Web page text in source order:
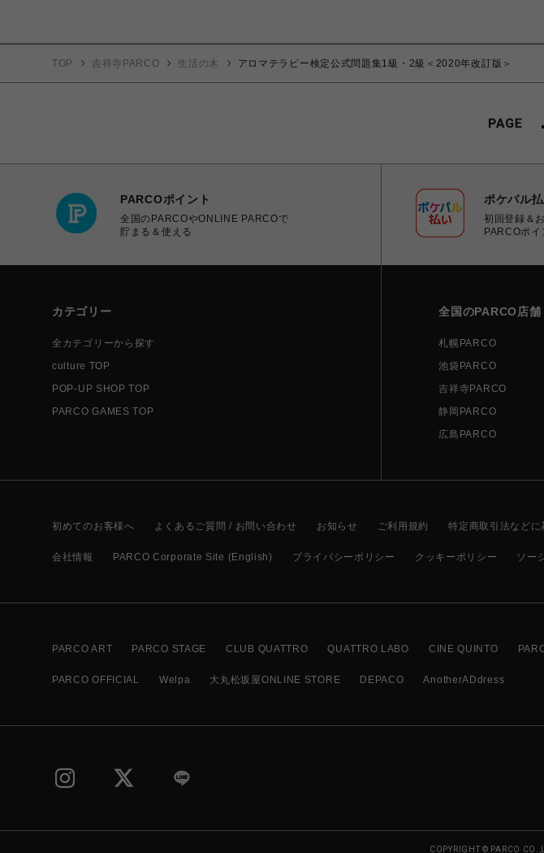
TOP 吉祥寺PARCO 生活の木 アロマテラピー検定公式問題集1級・2級＜2020年改訂版＞
PARCOポイント
全国のPARCOやONLINE PARCOで
貯まる＆使える
ポケパル
初回登録＆
PARCOポイ
カテゴリー
全カテゴリーから探す
culture TOP
POP-UP SHOP TOP
PARCO GAMES TOP
全国のPARCO店舗
札幌PARCO
池袋PARCO
吉祥寺PARCO
静岡PARCO
広島PARCO
初めてのお客様へ よくあるご質問 / お問い合わせ お知らせ ご利用規約 特定商取引法などに
会社情報 PARCO Corporate Site (English) プライバシーポリシー クッキーポリシー ソー
PARCO ART PARCO STAGE CLUB QUATTRO QUATTRO LABO CINE QUINTO
PARCO OFFICIAL Welpa 大丸松坂屋ONLINE STORE DEPACO AnotherADdress
COPYRIGHT © PARCO